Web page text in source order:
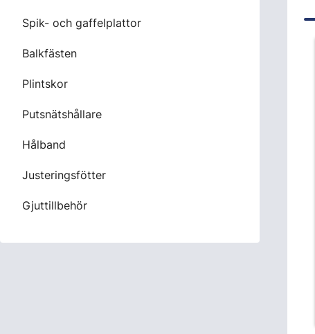
Spik- och gaffelplattor
Balkfästen
Plintskor
Putsnätshållare
Hålband
Justeringsfötter
Gjuttillbehör